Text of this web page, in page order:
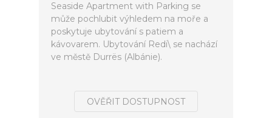
Seaside Apartment with Parking se
může pochlubit výhledem na moře a
poskytuje ubytování s patiem a
kávovarem. Ubytování Redi\ se nachází
ve městě Durrës (Albánie).
OVĚŘIT DOSTUPNOST